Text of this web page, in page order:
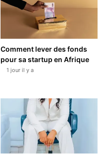
Comment lever des fonds
pour sa startup en Afrique
1 jour il y a